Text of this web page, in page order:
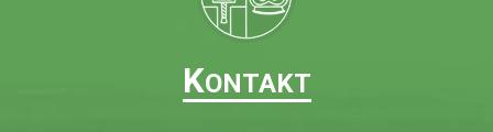
KONTAKT